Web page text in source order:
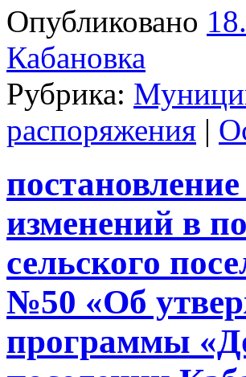
Опубликовано
Кабановка
Рубрика:
распоряжения |
изменений в
сельского
№50 «Об
программы